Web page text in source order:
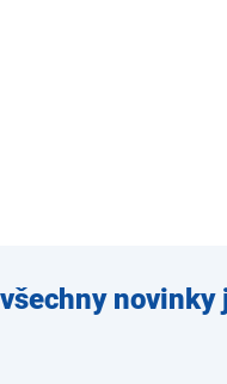
novinky